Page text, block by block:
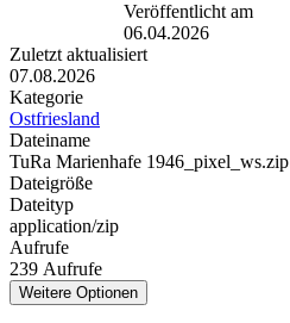
Veröffentlicht am
06.04.2026
Zuletzt aktualisiert
07.08.2026
Kategorie
Ostfriesland
Dateiname
TuRa Marienhafe 1946_pixel_ws.zip
Dateigröße
Dateityp
application/zip
Aufrufe
239 Aufrufe
Weitere Optionen